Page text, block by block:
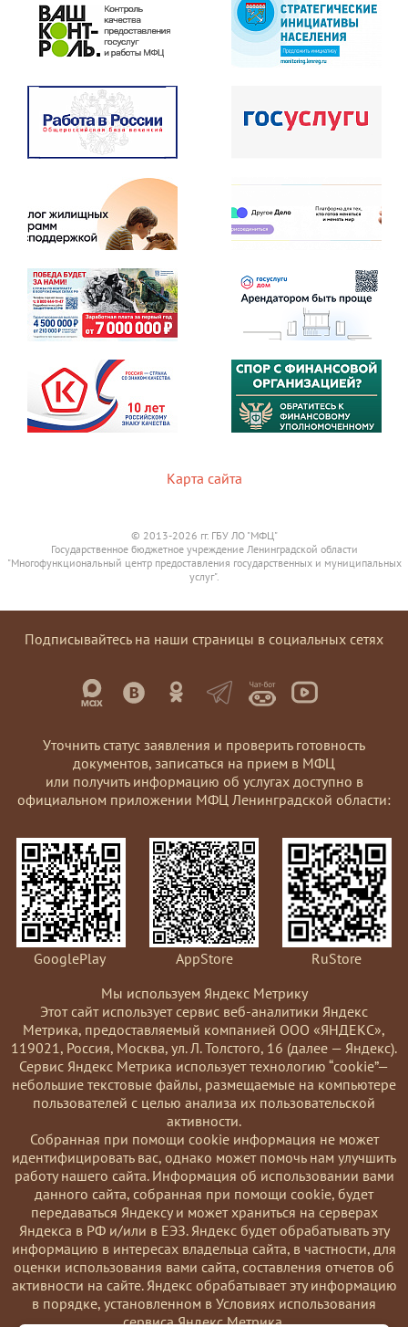
Карта сайта
© 2013-2026 гг. ГБУ ЛО "МФЦ"
Государственное бюджетное учреждение Ленинградской области
"Многофункциональный центр предоставления государственных и муниципальных
услуг".
Подписывайтесь на наши страницы в социальных сетях
Уточнить статус заявления и проверить готовность
документов, записаться на прием в МФЦ
или получить информацию об услугах доступно в
официальном приложении МФЦ Ленинградской области:
GooglePlay AppStore
RuStore
Мы используем Яндекс Метрику
Этот сайт использует сервис веб-аналитики Яндекс
Метрика, предоставляемый компанией ООО «ЯНДЕКС»,
119021, Россия, Москва, ул. Л. Толстого, 16 (далее — Яндекс).
Сервис Яндекс Метрика использует технологию “cookie”—
небольшие текстовые файлы, размещаемые на компьютере
пользователей с целью анализа их пользовательской
активности.
Coбранная при помощи cookie информация не может
идентифицировать вас, однако может помочь нам улучшить
работу нашего сайта. Информация об использовании вами
данного сайта, собранная при помощи cookie, будет
передаваться Яндексу и может храниться на серверах
Яндекса в РФ и/или в ЕЭЗ. Яндекс будет обрабатывать эту
информацию в интересах владельца сайта, в частности, для
оценки использования вами сайта, составления отчетов об
активности на сайте. Яндекс обрабатывает эту информацию
в порядке, установленном в Условиях использования
сервиса Яндекс Метрика.